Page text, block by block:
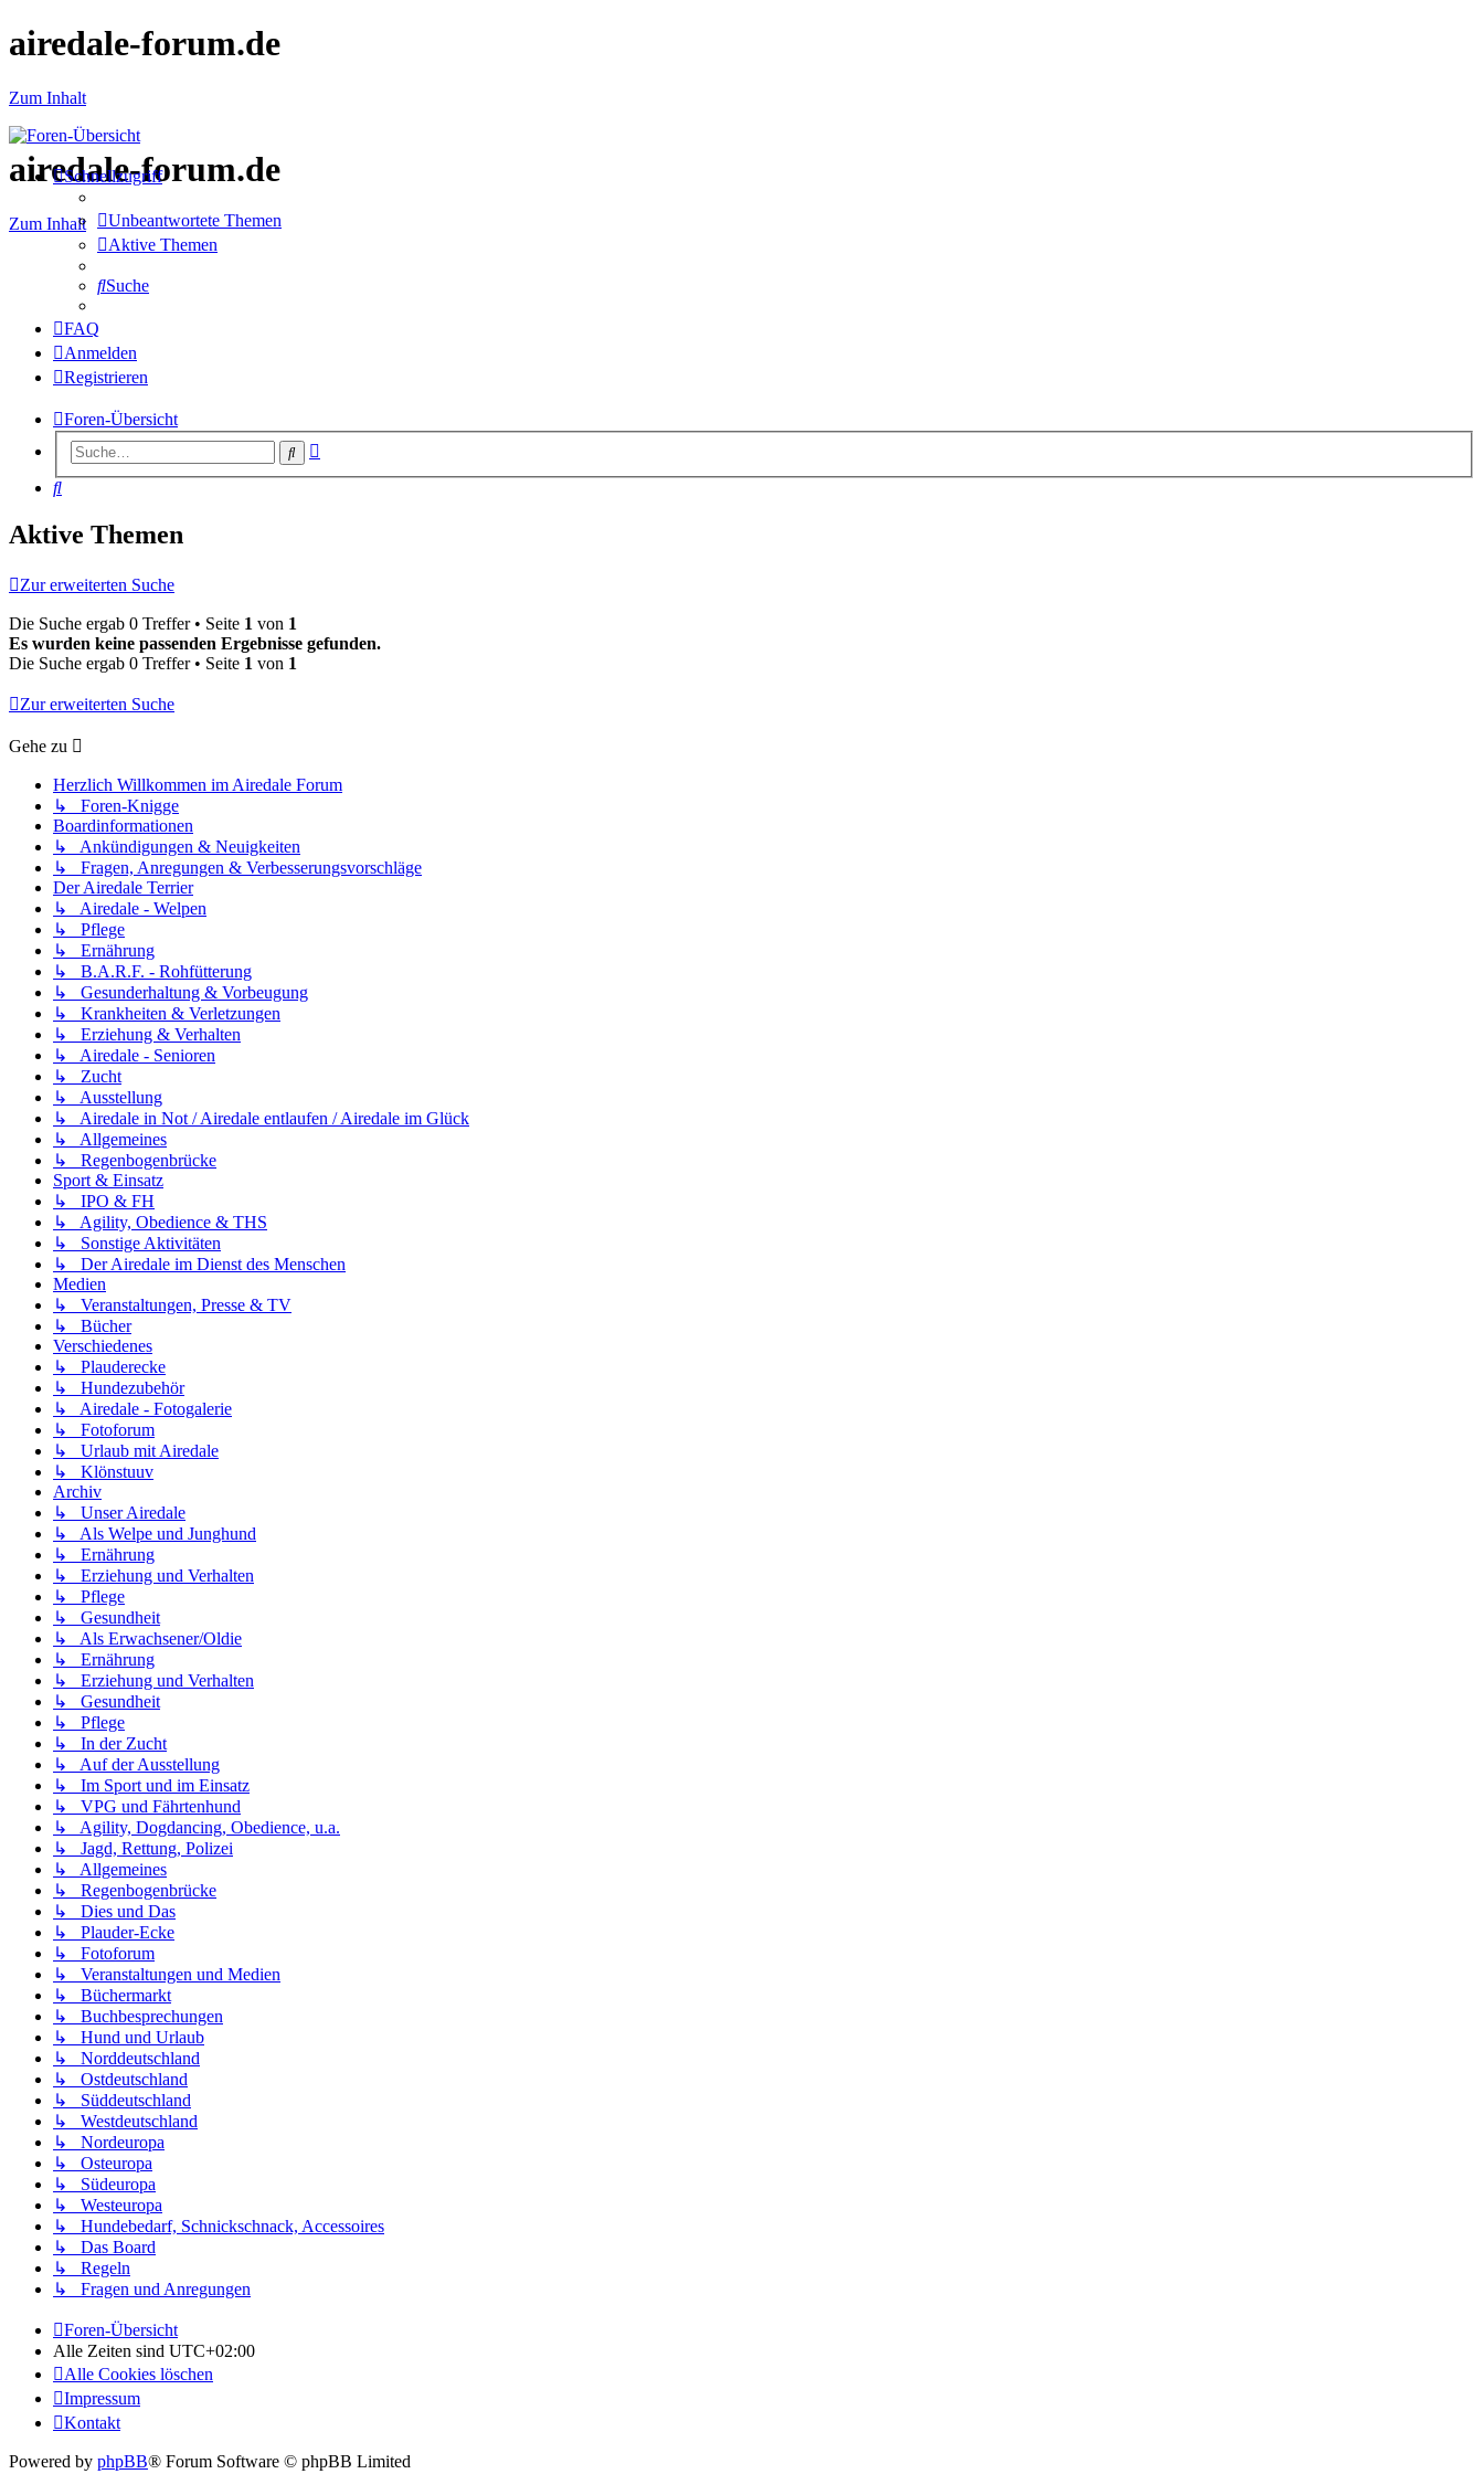
airedale-forum.de
Zum Inhalt
airedale-forum.de
Zum Inhalt
Schnellzugriff
Unbeantwortete Themen
Aktive Themen
Suche
FAQ
Anmelden
Registrieren
Foren-Übersicht
Suche
Suche
Aktive Themen
Zur erweiterten Suche
Die Suche ergab 0 Treffer • Seite 1 von 1
Es wurden keine passenden Ergebnisse gefunden.
Die Suche ergab 0 Treffer • Seite 1 von 1
Zur erweiterten Suche
Gehe zu
Herzlich Willkommen im Airedale Forum
↳ Foren-Knigge
Boardinformationen
↳ Ankündigungen & Neuigkeiten
↳ Fragen, Anregungen & Verbesserungsvorschläge
Der Airedale Terrier
↳ Airedale - Welpen
↳ Pflege
↳ Ernährung
↳ B.A.R.F. - Rohfütterung
↳ Gesunderhaltung & Vorbeugung
↳ Krankheiten & Verletzungen
↳ Erziehung & Verhalten
↳ Airedale - Senioren
↳ Zucht
↳ Ausstellung
↳ Airedale in Not / Airedale entlaufen / Airedale im Glück
↳ Allgemeines
↳ Regenbogenbrücke
Sport & Einsatz
↳ IPO & FH
↳ Agility, Obedience & THS
↳ Sonstige Aktivitäten
↳ Der Airedale im Dienst des Menschen
Medien
↳ Veranstaltungen, Presse & TV
↳ Bücher
Verschiedenes
↳ Plauderecke
↳ Hundezubehör
↳ Airedale - Fotogalerie
↳ Fotoforum
↳ Urlaub mit Airedale
↳ Klönstuuv
Archiv
↳ Unser Airedale
↳ Als Welpe und Junghund
↳ Ernährung
↳ Erziehung und Verhalten
↳ Pflege
↳ Gesundheit
↳ Als Erwachsener/Oldie
↳ Ernährung
↳ Erziehung und Verhalten
↳ Gesundheit
↳ Pflege
↳ In der Zucht
↳ Auf der Ausstellung
↳ Im Sport und im Einsatz
↳ VPG und Fährtenhund
↳ Agility, Dogdancing, Obedience, u.a.
↳ Jagd, Rettung, Polizei
↳ Allgemeines
↳ Regenbogenbrücke
↳ Dies und Das
↳ Plauder-Ecke
↳ Fotoforum
↳ Veranstaltungen und Medien
↳ Büchermarkt
↳ Buchbesprechungen
↳ Hund und Urlaub
↳ Norddeutschland
↳ Ostdeutschland
↳ Süddeutschland
↳ Westdeutschland
↳ Nordeuropa
↳ Osteuropa
↳ Südeuropa
↳ Westeuropa
↳ Hundebedarf, Schnickschnack, Accessoires
↳ Das Board
↳ Regeln
↳ Fragen und Anregungen
Foren-Übersicht
Alle Zeiten sind UTC+02:00
Alle Cookies löschen
Impressum
Kontakt
Powered by phpBB® Forum Software © phpBB Limited